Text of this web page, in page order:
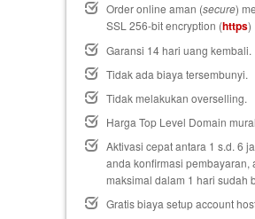
Order online aman (secure)
SSL 256-bit encryption (https)
Garansi 14 hari uang kembali.
Tidak ada biaya tersembunyi.
Tidak melakukan overselling.
Harga Top Level Domain
Aktivasi cepat antara 1 s.d. 6
anda konfirmasi pembayaran,
maksimal dalam 1 hari sudah
Gratis biaya setupaccount